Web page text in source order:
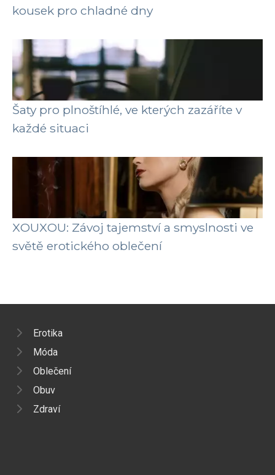
kousek pro chladné dny
Šaty pro plnoštíhlé, ve kterých zazáříte v
každé situaci
XOUXOU: Závoj tajemství a smyslnosti ve
světě erotického oblečení
Erotika
Móda
Oblečení
Obuv
Zdraví